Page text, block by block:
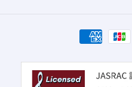
決
済
方
法